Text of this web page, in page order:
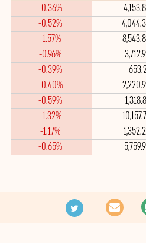
-0.36%
-0.52%
-1.57%
-0.96%
-0.39%
-0.40%
-0.59%
-1.32%
-1.17%
-0.65%